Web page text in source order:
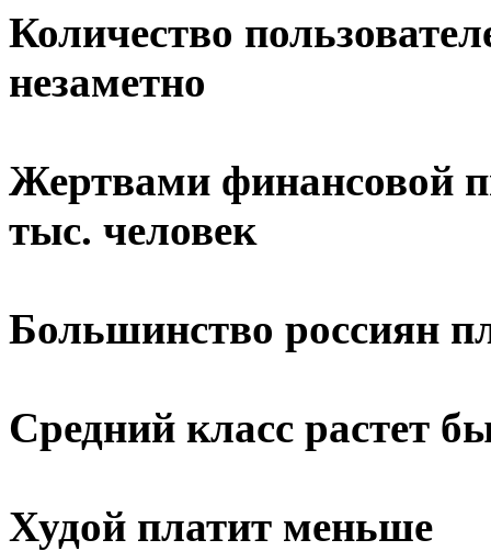
Количество
незаметно
Жертвами финансовой
тыс. человек
Большинство россиян
Средний класс растет
Худой платит меньше